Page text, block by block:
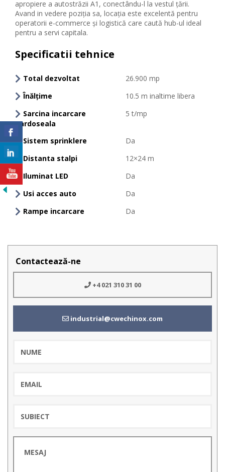
apropiere a autostrăzii A1, conectându-l la vestul țării.
Avand in vedere poziția sa, locația este excelentă pentru
operatorii e-commerce și logistică care caută hub-ul ideal
pentru a servi capitala.
Specificatii tehnice
Total dezvoltat
26.900 mp
Înălțime
10.5 m inaltime libera
Sarcina incarcare
pardoseala
5 t/mp
Sistem sprinklere
Da
Distanta stalpi
12×24 m
Iluminat LED
Da
Usi acces auto
Da
Rampe incarcare
Da
Contactează-ne
+4 021 310 31 00
industrial@cwechinox.com